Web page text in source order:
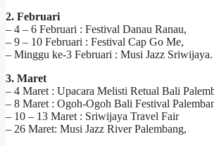
2. Februari
– 4 – 6 Februari : Festival Danau Ranau,
– 9 – 10 Februari : Festival Cap Go Me,
– Minggu ke-3 Februari : Musi Jazz Sriwijaya.
3. Maret
– 4 Maret : Upacara Melisti Retual Bali
– 8 Maret : Ogoh-Ogoh Bali Festival
– 10 – 13 Maret : Sriwijaya Travel Fair
– 26 Maret: Musi Jazz River Palembang,